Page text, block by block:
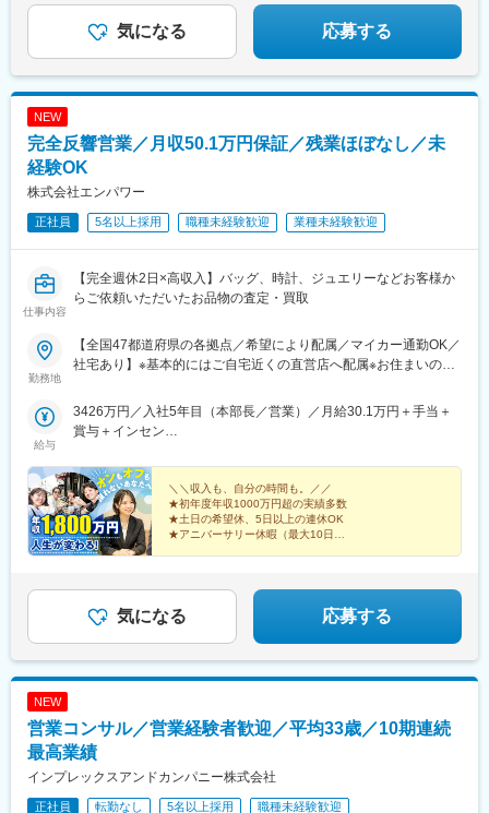
気になる 応募する
NEW
完全反響営業／月収50.1万円保証／残業ほぼなし／未
経験OK
株式会社エンパワー
正社員 5名以上採用 職種未経験歓迎 業種未経験歓迎
仕事内容
【完全週休2日×高収入】バッグ、時計、ジュエリーなどお客様か
らご依頼いただいたお品物の査定・買取
勤務地
【全国47都道府県の各拠点／希望により配属／マイカー通勤OK／
社宅あり】※基本的にはご自宅近くの直営店へ配属※お住まいのエ
経験を積んでいただく可能性あり★U・Iターン歓迎 ★マイカー
通勤OK（規定あり。詳細はお問い合わせください）＜勤務エリア
一覧＞◆北海道・東北北海道・青森県・岩手県・秋田県・宮城
茨城県・栃木県・群馬県◆中部山梨県・新潟県・富山県・石川
県・福井県・長野県・岐阜県・静岡県・愛知県・三重県◆近畿滋
賀県・京都府・大阪府・兵庫県・和歌山県・奈良県◆中国・四国
鳥取県・島根県・岡山県・広島県・山口県・香川県・愛媛県・高
知県・徳島県◆九州・沖縄福岡県・佐賀県・長崎県・熊本県・大
「ららぽーと」「イトーヨーカドー」「ダイナシティ」など大型
ショッピングモールにも続々出店！商業施設での買い物ついで
に、気軽に当店に立ち寄る方が増加中。さらなる企業拡大を目指
しています。
給与
3426万円／入社5年目（本部長／営業）／月給30.1万円＋手当＋
賞与＋インセン
賞与＋インセン
＼＼収入も、自分の時間も。／／
★初年度年収1000万円超の実績多数
★土日の希望休、5日以上の連休OK
★アニバーサリー休暇（最大10日）
気になる 応募する
NEW
営業コンサル／営業経験者歓迎／平均33歳／10期連続
最高業績
インプレックスアンドカンパニー株式会社
正社員 転勤なし 5名以上採用
職種未経験歓迎